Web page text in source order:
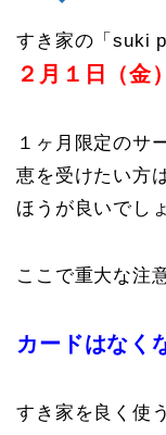
すき家の「suki
２月１日（金
１ヶ月限定のサ
恵を受けたい方
ほうが良いでし
ここで重大な注
カードはなく
すき家を良く使